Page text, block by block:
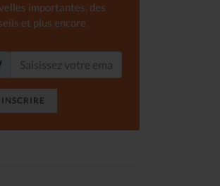
importantes, des
et plus encore.